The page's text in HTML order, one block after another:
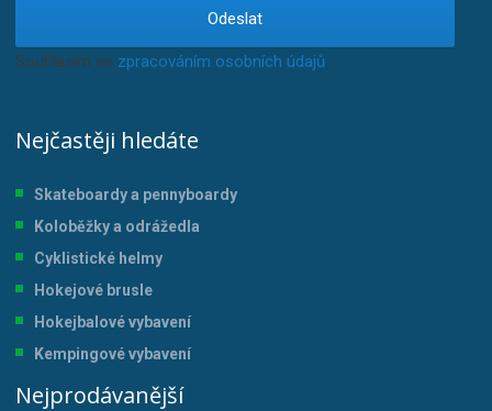
Odeslat
Souhlasím se zpracováním osobních údajů.
Nejčastěji hledáte
Skateboardy a pennyboardy
Koloběžky a odrážedla
Cyklistické helmy
Hokejové brusle
Hokejbalové vybavení
Kempingové vybavení
Nejprodávanější